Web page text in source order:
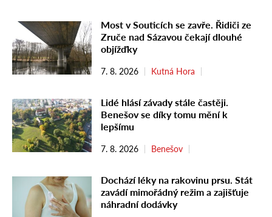
Most v Souticích se zavře. Řidiči ze
Zruče nad Sázavou čekají dlouhé
objížďky
7. 8. 2026 Kutná Hora
Lidé hlásí závady stále častěji.
Benešov se díky tomu mění k
lepšímu
7. 8. 2026 Benešov
Dochází léky na rakovinu prsu. Stát
zavádí mimořádný režim a zajišťuje
náhradní dodávky